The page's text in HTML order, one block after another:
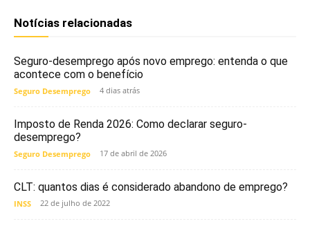
Notícias relacionadas
Seguro-desemprego após novo emprego: entenda o que
acontece com o benefício
Seguro Desemprego 4 dias atrás
Imposto de Renda 2026: Como declarar seguro-
desemprego?
Seguro Desemprego 17 de abril de 2026
CLT: quantos dias é considerado abandono de emprego?
INSS 22 de julho de 2022